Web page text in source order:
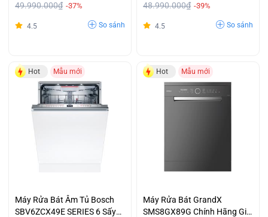
49.990.000₫ -37%
4.5 So sánh
48.990.000₫ -39%
4.5 So sánh
Hot Mẫu mới
Máy Rửa Bát Âm Tủ Bosch
SBV6ZCX49E SERIES 6 Sấy
Hot Mẫu mới
Máy Rửa Bát GrandX
SMS8GX89G Chính Hãng Giá